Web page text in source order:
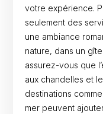
votre expérience.
seulement des
une ambiance
nature, dans un
assurez-vous que
aux chandelles et
destinations
mer peuvent